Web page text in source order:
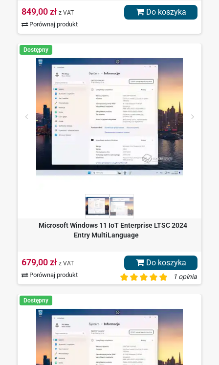
849,00 zł z VAT
Porównaj produkt
Do koszyka
Dostępny
1 opinia
Microsoft Windows 11 IoT Enterprise LTSC 2024
Entry MultiLanguage
679,00 zł z VAT
Porównaj produkt
Do koszyka
Dostępny